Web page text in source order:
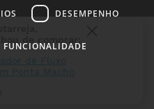
e Bem-Estar
direitos reservados
DESEMPENHO
FUNCIONALIDADE
de comprar:
de Fluxo
Ponta Macho